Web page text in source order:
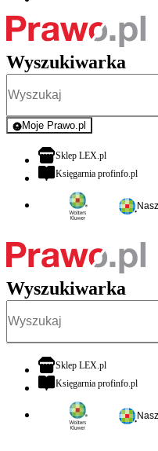
Wyszukiwarka
Moje Prawo.pl
- rejestracja i logowanie
Sklep LEX.plotwiera się w
Księgarnia profinfo.pl
Wyszukiwarka
Sklep LEX.plotwiera się w
Księgarnia profinfo.pl